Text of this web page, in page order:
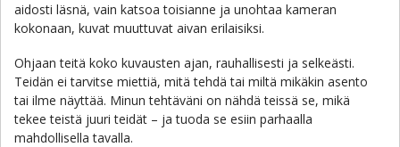
aidosti läsnä, vain katsoa toisianne ja unohtaa kameran
kokonaan, kuvat muuttuvat aivan erilaisiksi.
Ohjaan teitä koko kuvausten ajan, rauhallisesti ja selkeästi.
Teidän ei tarvitse miettiä, mitä tehdä tai miltä mikäkin asento
tai ilme näyttää. Minun tehtäväni on nähdä teissä se, mikä
tekee teistä juuri teidät – ja tuoda se esiin parhaalla
mahdollisella tavalla.